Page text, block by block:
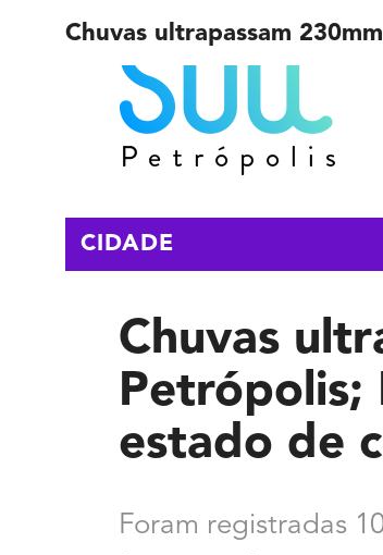
Chuvas ultrapassam
CIDADE
Chuvas
Petrópolis;
estado de
Foram registradas